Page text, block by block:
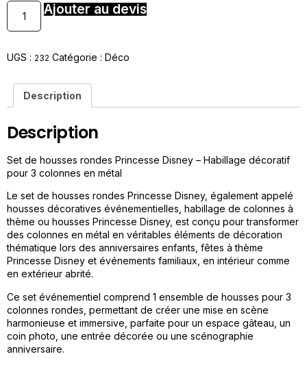
Ajouter au devis
UGS : 232 Catégorie : Déco
Description
Description
Set de housses rondes Princesse Disney – Habillage décoratif
pour 3 colonnes en métal
Le set de housses rondes Princesse Disney, également appelé
housses décoratives événementielles, habillage de colonnes à
thème ou housses Princesse Disney, est conçu pour transformer
des colonnes en métal en véritables éléments de décoration
thématique lors des anniversaires enfants, fêtes à thème
Princesse Disney et événements familiaux, en intérieur comme
en extérieur abrité.
Ce set événementiel comprend 1 ensemble de housses pour 3
colonnes rondes, permettant de créer une mise en scène
harmonieuse et immersive, parfaite pour un espace gâteau, un
coin photo, une entrée décorée ou une scénographie
anniversaire.